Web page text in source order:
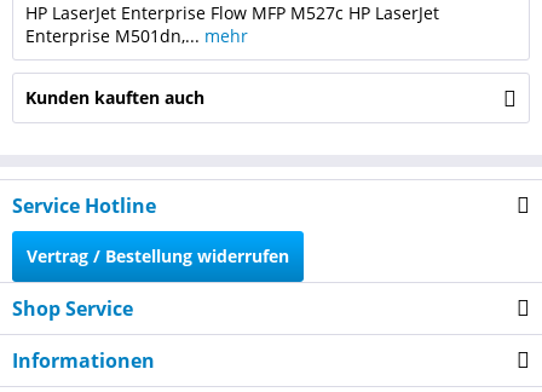
HP LaserJet Enterprise Flow MFP M527c HP LaserJet
Enterprise M501dn,... mehr
Kunden kauften auch
Service Hotline
Vertrag / Bestellung widerrufen
Shop Service
Informationen